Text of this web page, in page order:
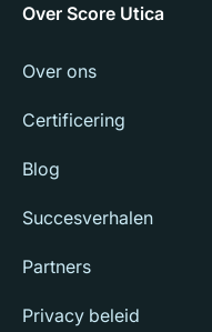
Over Score Utica
Over ons
Certificering
Blog
Succesverhalen
Partners
Privacy beleid